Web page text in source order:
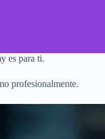
es para ti.
profesionalmente.